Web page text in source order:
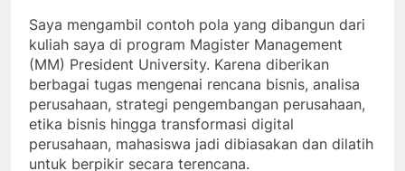
Saya mengambil contoh pola yang dibangun dari
kuliah saya di program Magister Management
(MM) President University. Karena diberikan
berbagai tugas mengenai rencana bisnis, analisa
perusahaan, strategi pengembangan perusahaan,
etika bisnis hingga transformasi digital
perusahaan, mahasiswa jadi dibiasakan dan dilatih
untuk berpikir secara terencana.